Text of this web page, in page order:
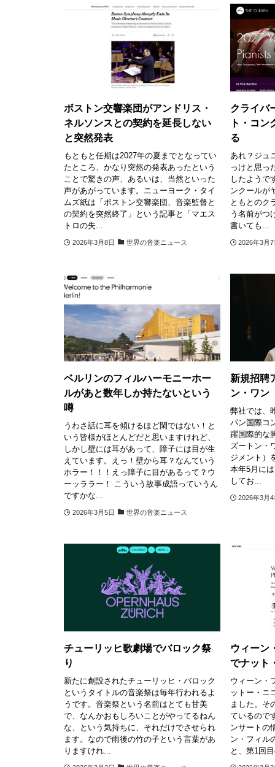
ボストン交響楽団がアンドリス・
ネルソンスとの契約を延長しない
と突然発表
もともと任期は2027年の夏までとなってい
たところ、かなり突然の発表あったという
ことで驚きの声、あるいは、当然といった
声があがっています。ニューヨーク・タイ
ムズ紙は「ボストン交響楽団、音楽監督と
の契約を突然終了」という記事と「マエス
トロの失...
2026年3月8日 世界の音楽ニュース
クライバ
ト・コン
る
あれ？ジュ
っけと思っ
したようで
ンクールが
ともとのク
う名前がつ
書いても...
2026年3月7
ベルリンのフィルハーモニーホー
ルがあと数年しか持たないという
噂
うわさ話に耳を傾けるほど閑ではない！と
いう皆様がほとんどだと思いますけれど、
しかし壁には耳があって、障子には目が生
えています。えっ！壁から耳？なんていう
ホラー！！！えっ障子に目があるって？ウ
ーッララー！ こういう故事成語っていうん
ですかな...
2026年3月5日 世界の音楽ニュース
新規招聘
ン・ワン
弊社では、
パン国際コ
躍国際的な
ズートン・
ジメント）
本年5月に
してお...
2026年3月4
チューリッヒ歌劇場でバロック祭
り
新たに創設されたチューリッヒ・バロック
というタイトルの音楽祭は毎年行われるよ
うです。音楽祭という名前はとても甘美
で、なんかおもしろいことがやってるねん
な、という気持ちに、それだけでさせられ
ます。なので雨後の竹の子という言葉があ
りますけれ...
ウィーン
でナット
ウィーン・
ットー・ニ
ました。そ
ているので
ンサートの
ン・フィル
と、第1回目